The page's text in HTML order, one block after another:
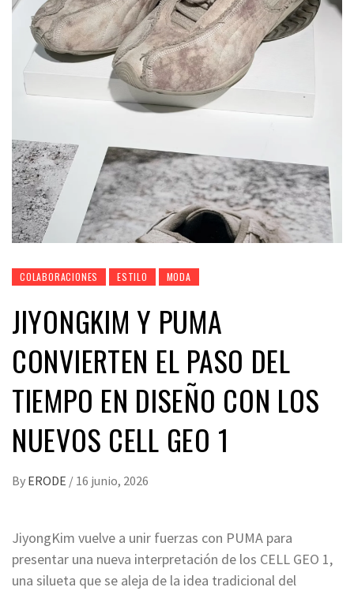
COLABORACIONES ESTILO MODA
JIYONGKIM Y PUMA
CONVIERTEN EL PASO DEL
TIEMPO EN DISEÑO CON LOS
NUEVOS CELL GEO 1
By ERODE / 16 junio, 2026
JiyongKim vuelve a unir fuerzas con PUMA para
presentar una nueva interpretación de los CELL GEO 1,
una silueta que se aleja de la idea tradicional del